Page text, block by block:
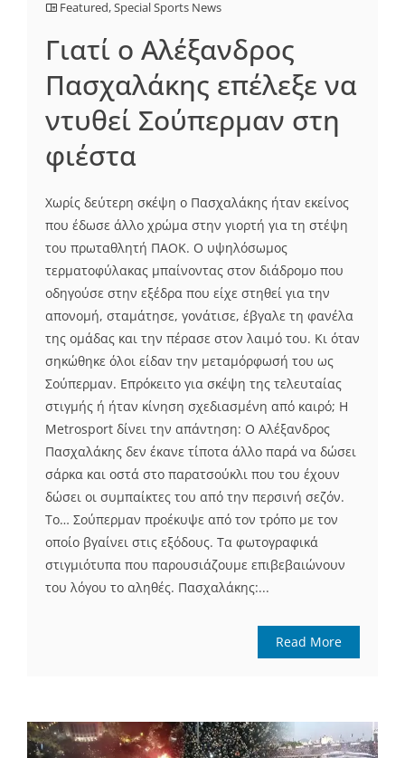
Featured,Special Sports News
Γιατί ο Αλέξανδρος
Πασχαλάκης επέλεξε να
ντυθεί Σούπερμαν στη
φιέστα
Χωρίς δεύτερη σκέψη ο Πασχαλάκης ήταν εκείνος
που έδωσε άλλο χρώμα στην γιορτή για τη στέψη
του πρωταθλητή ΠΑΟΚ. Ο υψηλόσωμος
τερματοφύλακας μπαίνοντας στον διάδρομο που
οδηγούσε στην εξέδρα που είχε στηθεί για την
απονομή, σταμάτησε, γονάτισε, έβγαλε τη φανέλα
της ομάδας και την πέρασε στον λαιμό του. Κι όταν
σηκώθηκε όλοι είδαν την μεταμόρφωσή του ως
Σούπερμαν. Επρόκειτο για σκέψη της τελευταίας
στιγμής ή ήταν κίνηση σχεδιασμένη από καιρό; Η
Metrosport δίνει την απάντηση: Ο Αλέξανδρος
Πασχαλάκης δεν έκανε τίποτα άλλο παρά να δώσει
σάρκα και οστά στο παρατσούκλι που του έχουν
δώσει οι συμπαίκτες του από την περσινή σεζόν.
Το… Σούπερμαν προέκυψε από τον τρόπο με τον
οποίο βγαίνει στις εξόδους. Τα φωτογραφικά
στιγμιότυπα που παρουσιάζουμε επιβεβαιώνουν
του λόγου το αληθές. Πασχαλάκης:...
Read More